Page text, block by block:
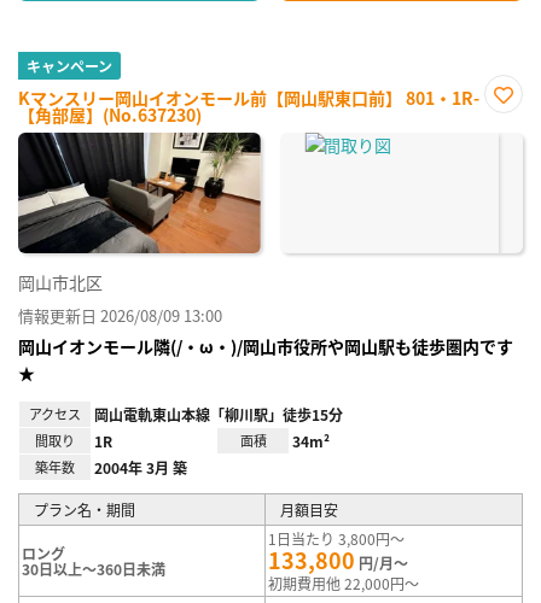
キャンペーン
Kマンスリー岡山イオンモール前【岡山駅東口前】 801・1R-
【角部屋】(No.637230)
に入
岡山市北区
情報更新日 2026/08/09 13:00
岡山イオンモール隣(/・ω・)/岡山市役所や岡山駅も徒歩圏内です
★
アクセス 岡山電軌東山本線「柳川駅」徒歩15分
間取り 1R 面積 34m²
築年数 2004年 3月 築
プラン名・期間 月額目安
ロング
30日以上～360日未満
1日当たり 3,800円～
133,800 円/月～
初期費用他 22,000円～